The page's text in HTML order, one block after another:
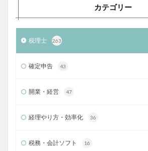
カテゴリー
税理士 263
確定申告 43
開業・経営 47
経理やり方・効率化 36
税務・会計ソフト 16